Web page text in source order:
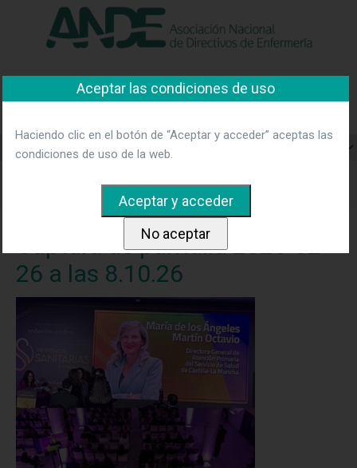
"Ver política"
Asociación Nacional de
pantalla 2025-02-26 a las 8.10.26
Captura de pantalla 2025-02-
26 a las 8.10.26
Aceptar las condiciones de uso
Haciendo clic en el botón de “Aceptar y acceder” aceptas las
condiciones de uso de la web.